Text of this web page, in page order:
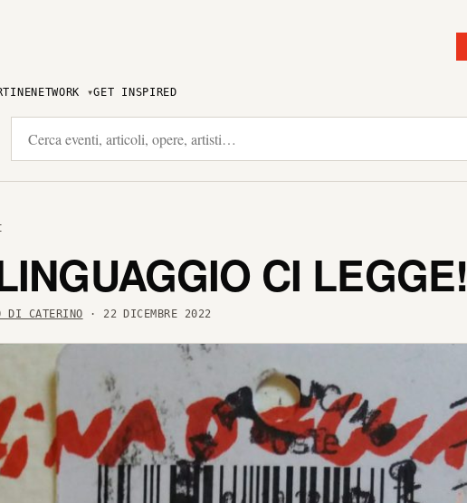
NETWORK GET INSPIRED
CI LEGGE!
DI CATERINO · 22 DICEMBRE 2022